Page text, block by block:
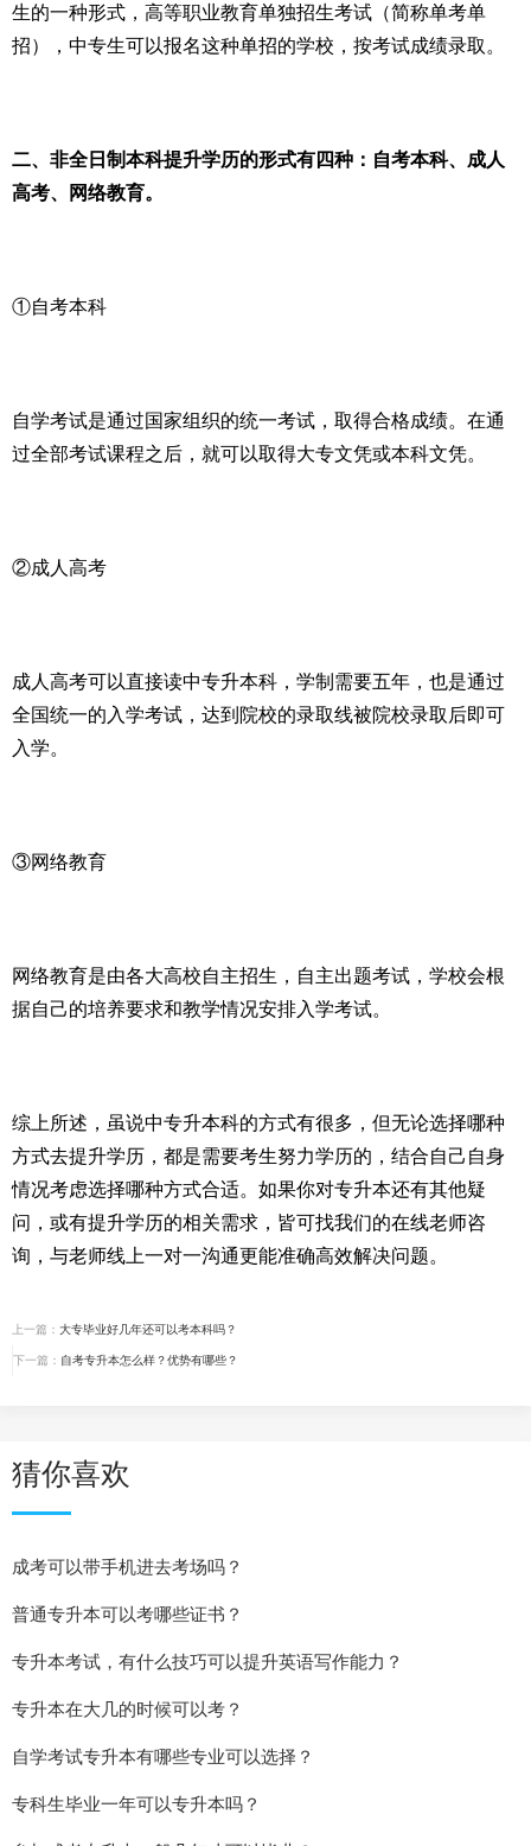
生的一种形式，高等职业教育单独招生考试（简称单考单
招），中专生可以报名这种单招的学校，按考试成绩录取。
二、非全日制本科提升学历的形式有四种：自考本科、成人
高考、网络教育。
①自考本科
自学考试是通过国家组织的统一考试，取得合格成绩。在通
过全部考试课程之后，就可以取得大专文凭或本科文凭。
②成人高考
成人高考可以直接读中专升本科，学制需要五年，也是通过
全国统一的入学考试，达到院校的录取线被院校录取后即可
入学。
③网络教育
网络教育是由各大高校自主招生，自主出题考试，学校会根
据自己的培养要求和教学情况安排入学考试。
综上所述，虽说中专升本科的方式有很多，但无论选择哪种
方式去提升学历，都是需要考生努力学历的，结合自己自身
情况考虑选择哪种方式合适。如果你对专升本还有其他疑
问，或有提升学历的相关需求，皆可找我们的在线老师咨
询，与老师线上一对一沟通更能准确高效解决问题。
上一篇： 大专毕业好几年还可以考本科吗？
下一篇： 自考专升本怎么样？优势有哪些？
猜你喜欢
成考可以带手机进去考场吗？
普通专升本可以考哪些证书？
专升本考试，有什么技巧可以提升英语写作能力？
专升本在大几的时候可以考？
自学考试专升本有哪些专业可以选择？
专科生毕业一年可以专升本吗？